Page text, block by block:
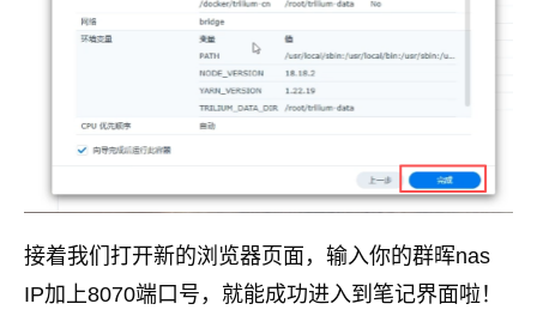
接着我们打开新的浏览器页面，输入你的群晖nas
IP加上8070端口号，就能成功进入到笔记界面啦！